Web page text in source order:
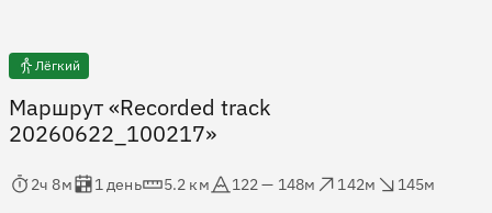
Лёгкий
Маршрут «Recorded track
20260622_100217»
в пути
2ч 8м
Оценка в днях
1 день
Дистанция
5.2 км
Абсолютная высота
122 — 148м
142м
145м